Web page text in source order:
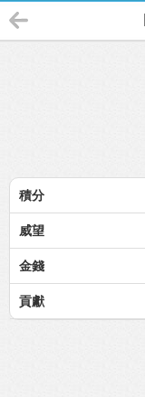
積分
威望
金錢
貢獻